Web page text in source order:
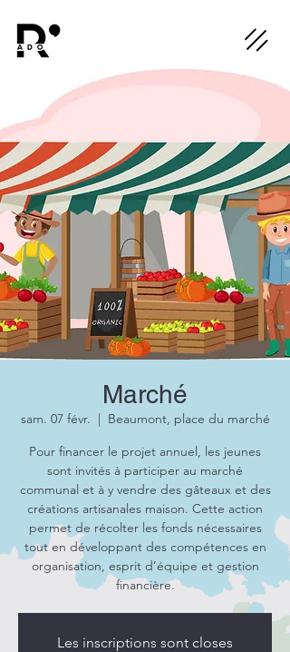
Marché
sam. 07 févr.
  |
Beaumont, place du marché
Pour financer le projet annuel, les jeunes
sont invités à participer au marché
communal et à y vendre des gâteaux et des
créations artisanales maison. Cette action
permet de récolter les fonds nécessaires
tout en développant des compétences en
organisation, esprit d’équipe et gestion
financière.
Les inscriptions sont closes